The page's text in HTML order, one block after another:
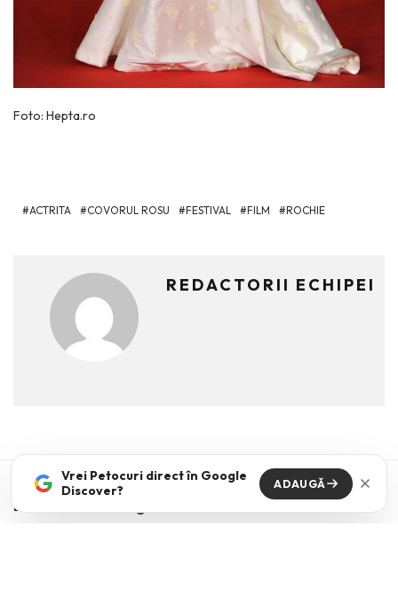
Foto: Hepta.ro
ACTRITA COVORUL ROSU FESTIVAL FILM ROCHIE
REDACTORII ECHIPEI
Din Aceeasi Categorie
Vrei Petocuri direct în Google
Discover?
ADAUGĂ